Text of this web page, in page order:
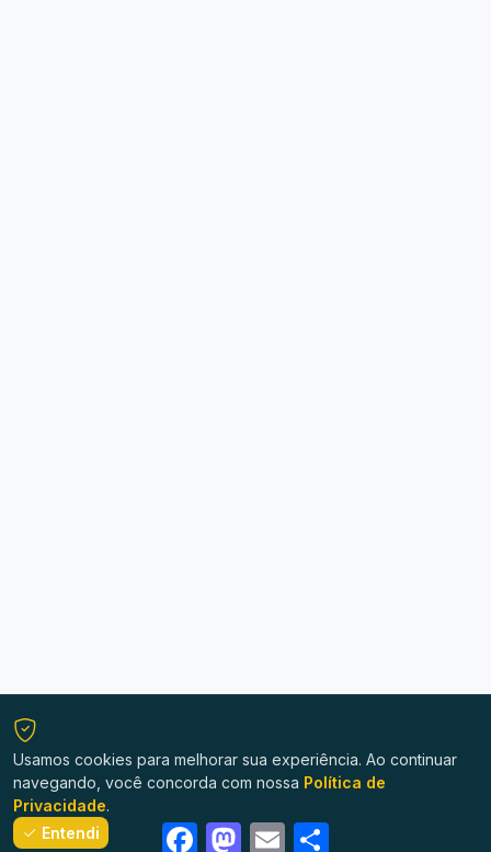
Usamos cookies para melhorar sua experiência. Ao continuar
navegando, você concorda com nossa Política de
Privacidade.
Entendi
FacebookMastodon
Email